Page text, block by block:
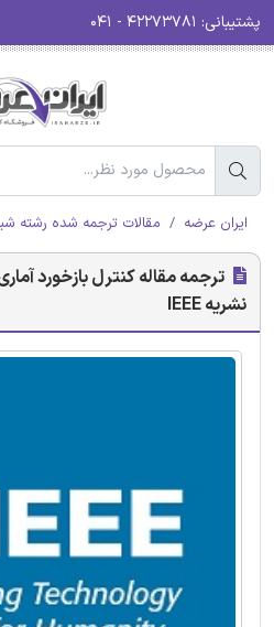
پشتیبانی:
ایران عرضه مقالات ترجمه شده رشته
ترجمه مقاله کنترل بازخورد
نشریه IEEE